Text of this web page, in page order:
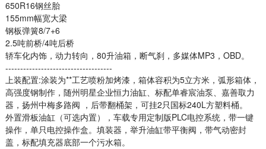
650R16钢丝胎
155mm幅宽大梁
钢板弹簧8/7+6
2.5吨前桥/4吨后桥
轿车化内饰，动力转向，80升油箱，断气刹，多媒体MP3，OBD。
------------------------------------
上装配置:涂装为**工艺喷粉加烤漆，箱体容积为5立方米，弧形箱体，
高强度钢制作，随州明星企业恒力油缸、标配单睿宸油泵、嘉善取力
器，扬州中梅多路阀 ，后带翻桶架，可挂2只国标240L方塑料桶。
外置滑板油缸（可选内置），车载专用定制版PLC电控系统，带一键
操作，单只电控操作盒。填装器，举升油缸带平衡阀，带气动密封
盖，标配填充器底部一个污水箱。